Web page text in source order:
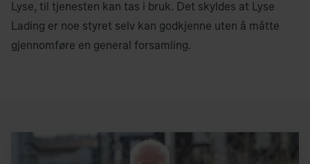
Lyse, til tjenesten kan tas i bruk. Det skyldes at Lyse
Lading er noe styret selv kan godkjenne uten å måtte
gjennomføre en general forsamling.